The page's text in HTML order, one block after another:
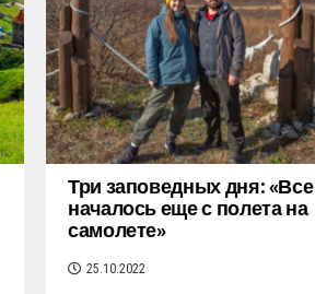
Три заповедных дня: «Все
началось еще с полета на
самолете»
25.10.2022